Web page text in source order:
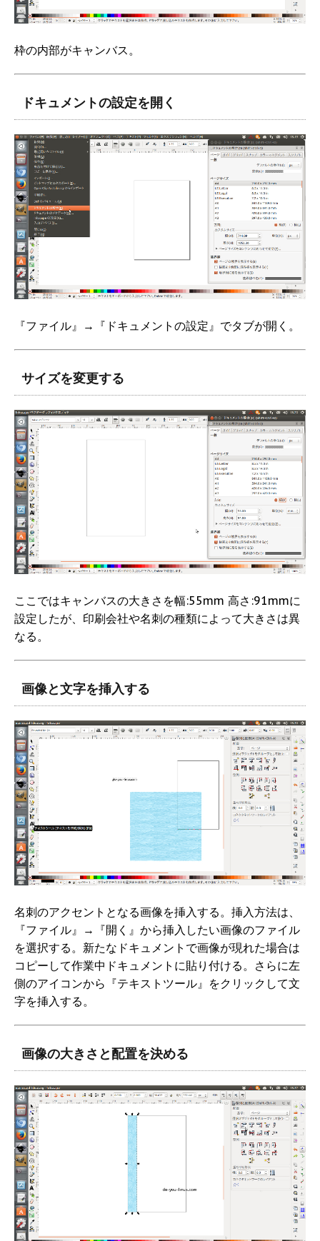
枠の内部がキャンバス。
ドキュメントの設定を開く
『ファイル』→『ドキュメントの設定』でタブが開く。
サイズを変更する
ここではキャンバスの大きさを幅:55mm 高さ:91mmに
設定したが、印刷会社や名刺の種類によって大きさは異
なる。
画像と文字を挿入する
名刺のアクセントとなる画像を挿入する。挿入方法は、
『ファイル』→『開く』から挿入したい画像のファイル
を選択する。新たなドキュメントで画像が現れた場合は
コピーして作業中ドキュメントに貼り付ける。さらに左
側のアイコンから『テキストツール』をクリックして文
字を挿入する。
画像の大きさと配置を決める